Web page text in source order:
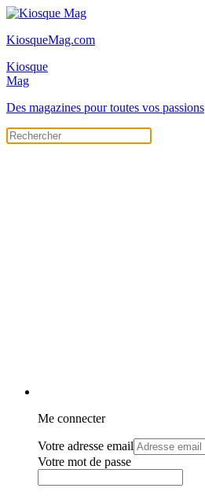
KiosqueMag.com
Kiosque
Mag
Des magazines pour toutes vos passions
Me connecter
Votre adresse email
Votre mot de passe